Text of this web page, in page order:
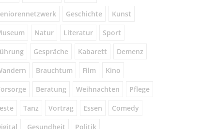
Geschichte Kunst
Natur Literatur Sport
Gespräche Kabarett Demenz
Brauchtum Film Kino
Beratung Weihnachten Pflege
Tanz Vortrag Essen Comedy
Gesundheit Politik